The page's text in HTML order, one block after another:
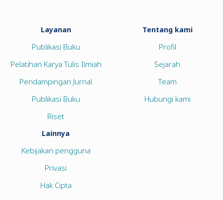
Layanan
Publikasi Buku
Pelatihan Karya Tulis Ilmiah
Pendampingan Jurnal
Publikasi Buku
Riset
Tentang kami
Profil
Sejarah
Team
Hubungi kami
Lainnya
Kebijakan pengguna
Privasi
Hak Cipta